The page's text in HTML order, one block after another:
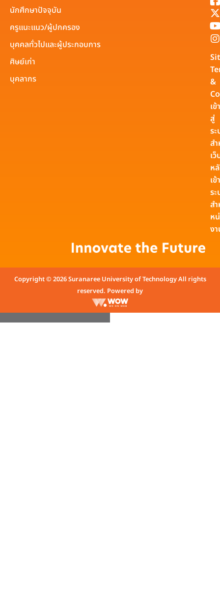
นักศึกษาปัจจุบัน
ครูแนะแนว/ผู้ปกครอง
บุคคลทั่วไปและผู้ประกอบการ
ศิษย์เก่า
บุคลากร
&
เข้า
สู่
ร
ส
เ
ห
เข้
ร
ส
ห
ง
Copyright © 2026 Suranaree University of Technology All rights
reserved. Powered by